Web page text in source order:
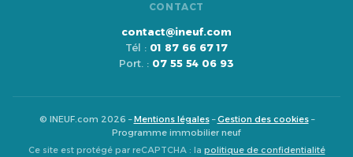
CONTACT
contact@ineuf.com
Tél : 01 87 66 67 17
Port. : 07 55 54 06 93
© INEUF.com 2026 –Mentions légales–Gestion des cookies–
Programme immobilier neuf
Ce site est protégé par reCAPTCHA : la politique de confidentialité